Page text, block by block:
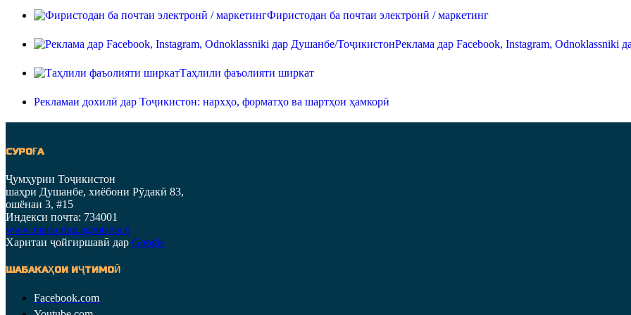
Фиристодан ба почтаи электронӣ / маркетинг
Реклама дар Facebook, Instagram, Odnoklassniki
Таҳлили фаъолияти ширкат
Рекламаи дохилӣ дар Тоҷикистон: нархҳо, форматҳо ва шартҳои ҳамкорӣ
СУРОҒА
Ҷумҳурии Тоҷикистон
шаҳри Душанбе, хиёбони Рӯдакӣ 83,
ошёнаи 3, #15
Индекси почта: 734001
www.marketing.agentstva.tj
Харитаи ҷойгиршавӣ дар Google
ШАБАКАҲОИ ИҶТИМОӢ
Facebook.com